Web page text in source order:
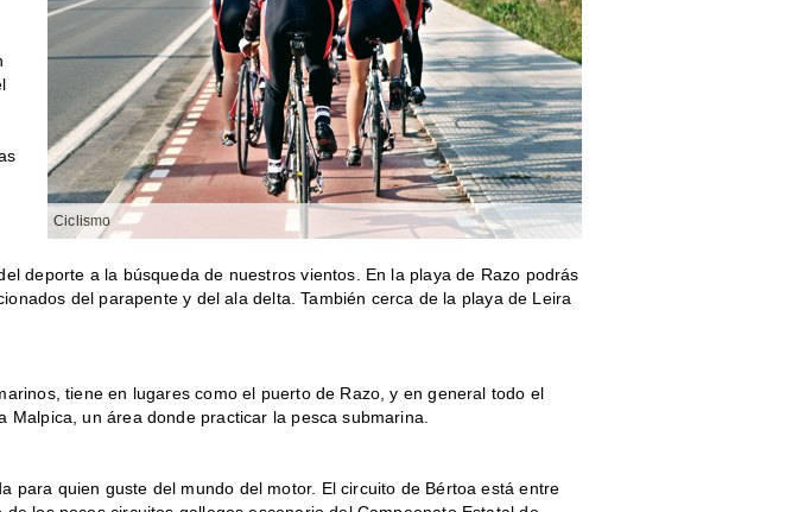
Ciclismo
deporte a la búsqueda de nuestros vientos. En la playa de Razo podrás
del parapente y del ala delta. También cerca de la playa de Leira
tiene en lugares como el puerto de Razo, y en general todo el
Malpica, un área donde practicar la pesca submarina.
para quien guste del mundo del motor. El circuito de Bértoa está entre